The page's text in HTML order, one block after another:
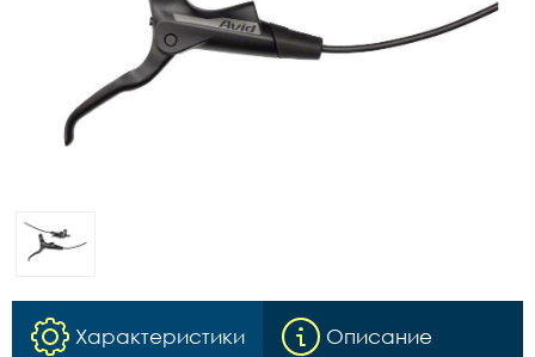
Характеристики Описание